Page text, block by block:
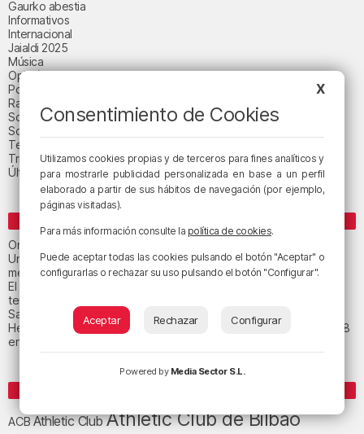
Gaurko abestia
Informativos
Internacional
Jaialdi 2025
Música
Opinión
Política
Radio Popular-Herri Irratia
Social y religión
Sociedad
Tecnología
Triple B
Última hora
Orio calma la tormenta
Un total de 124 centros de Infantil y Primaria de Euskadi realizarán
mejoras con una inversión de 19,3 millones
El tiempo este viernes en Bizkaia: subida notable de las
temperaturas máximas
San Juan de Gaztelugatxe cerrará el día del eclipse
Heridas dos personas en un accidente entre tres vehículos en la A8
en Muskiz
ACBAthletic ClubAthletic Club de Bilbao
X
Consentimiento de Cookies
Utilizamos cookies propias y de terceros para fines analíticos y
para mostrarle publicidad personalizada en base a un perfil
elaborado a partir de sus hábitos de navegación (por ejemplo,
páginas visitadas).
Para más información consulte la política de cookies.
Puede aceptar todas las cookies pulsando el botón "Aceptar" o
configurarlas o rechazar su uso pulsando el botón "Configurar".
Aceptar Rechazar Configurar
Powered by Media Sector S.L.